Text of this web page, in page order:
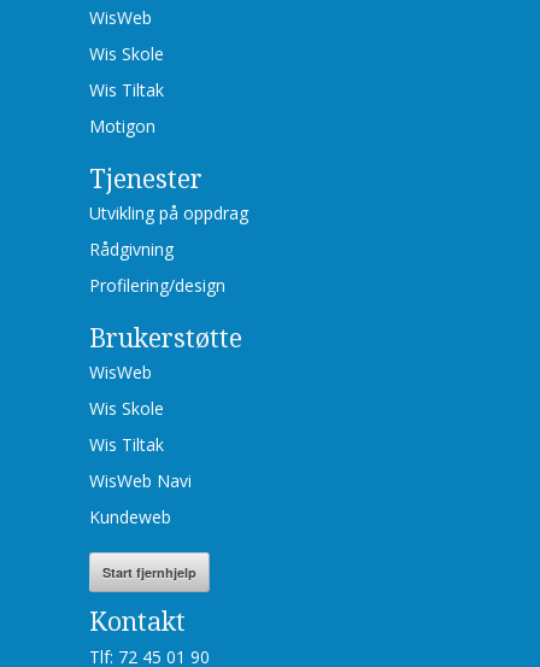
WisWeb
Wis Skole
Wis Tiltak
Motigon
Tjenester
Utvikling på oppdrag
Rådgivning
Profilering/design
Brukerstøtte
WisWeb
Wis Skole
Wis Tiltak
WisWeb Navi
Kundeweb
Start fjernhjelp
Kontakt
Tlf: 72 45 01 90